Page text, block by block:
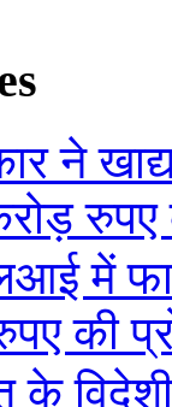
ने
रुपए
में
की
के